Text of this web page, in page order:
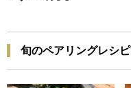
旬のペアリングレシピ